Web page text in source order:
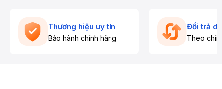
Thương hiệu uy tín
Bảo hành chính hãng
Đổi trả
Theo